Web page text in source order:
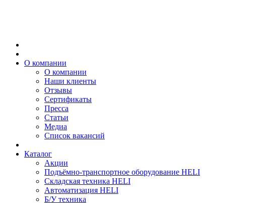
О компании
О компании
Наши клиенты
Отзывы
Сертификаты
Пресса
Статьи
Медиа
Список вакансий
Каталог
Акции
Подъёмно-транспортное оборудование HELI
Складская техника HELI
Автоматизация HELI
Б/У техника